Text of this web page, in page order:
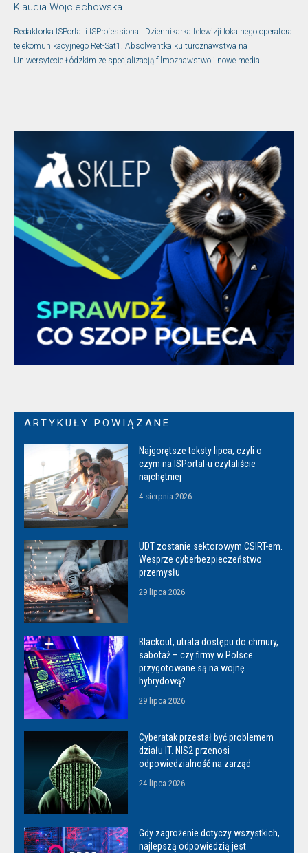
Klaudia Wojciechowska
Redaktorka ISPortal i ISProfessional. Dziennikarka telewizji lokalnego operatora
telekomunikacyjnego Ret-Sat1. Absolwentka kulturoznawstwa na
Uniwersytecie Łódzkim ze specjalizacją filmoznawstwo i nowe media.
ARTYKUŁY POWIĄZANE
Najgorętsze teksty lipca, czyli o
czym na ISPortal-u czytaliście
najchętniej
4 sierpnia 2026
UDT zostanie sektorowym CSIRT-em.
Wesprze cyberbezpieczeństwo
przemysłu
29 lipca 2026
Blackout, utrata dostępu do chmury,
sabotaż – czy firmy w Polsce
przygotowane są na wojnę
hybrydową?
29 lipca 2026
Cyberatak przestał być problemem
działu IT. NIS2 przenosi
odpowiedzialność na zarząd
24 lipca 2026
Gdy zagrożenie dotyczy wszystkich,
najlepszą odpowiedzią jest